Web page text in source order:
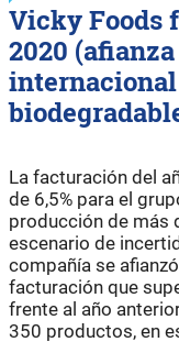
Vicky Foods
2020
La facturación del
de 6,5% para el
producción de más
escenario de
compañía se
facturación que
frente al año
350 productos, en